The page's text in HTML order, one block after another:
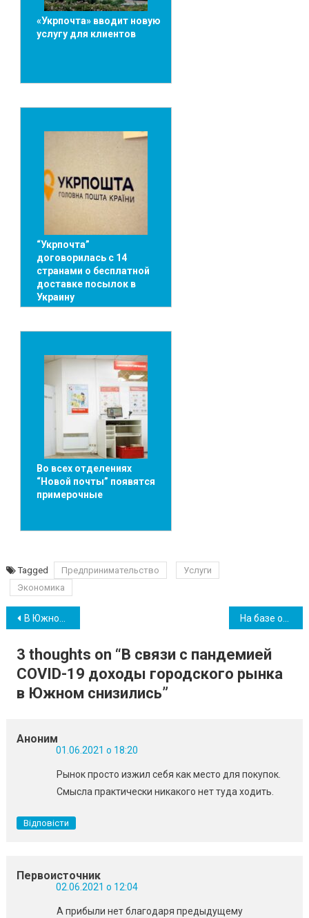
«Укрпочта» вводит новую
услугу для клиентов
“Укрпочта”
договорилась с 14
странами о бесплатной
доставке посылок в
Украину
Во всех отделениях
“Новой почты” появятся
примерочные
Tagged Предпринимательство
Услуги
Экономика
Навігація
записів
В Южном состоялся Всеукраинский турнир по вольной борьбе памяти Василия Щурова
3 thoughts on “В связи с пандемией
COVID-19 доходы городского рынка
в Южном снизились”
Аноним
01.06.2021 о 18:20
Рынок просто изжил себя как место для покупок.
Смысла практически никакого нет туда ходить.
Відповісти
Первоисточник
02.06.2021 о 12:04
А прибыли нет благодаря предыдущему